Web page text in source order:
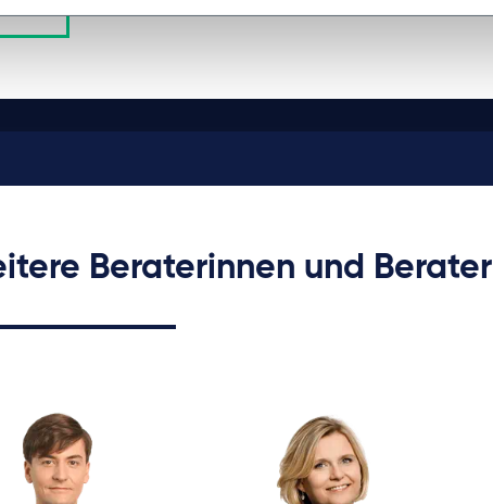
Beraterinnen und Berater